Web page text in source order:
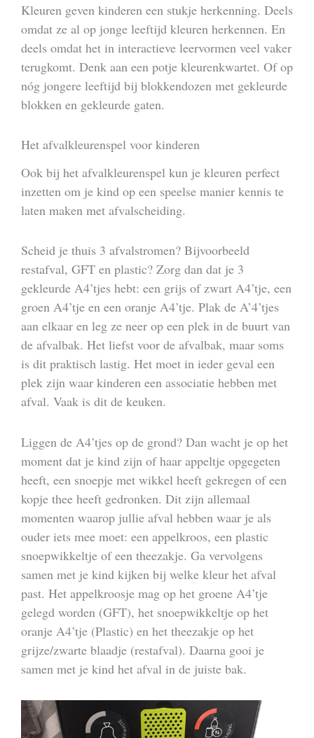
Kleuren geven kinderen een stukje herkenning. Deels
omdat ze al op jonge leeftijd kleuren herkennen. En
deels omdat het in interactieve leervormen veel vaker
terugkomt. Denk aan een potje kleurenkwartet. Of op
nóg jongere leeftijd bij blokkendozen met gekleurde
blokken en gekleurde gaten.
Het afvalkleurenspel voor kinderen
Ook bij het afvalkleurenspel kun je kleuren perfect
inzetten om je kind op een speelse manier kennis te
laten maken met afvalscheiding.
Scheid je thuis 3 afvalstromen? Bijvoorbeeld
restafval, GFT en plastic? Zorg dan dat je 3
gekleurde A4’tjes hebt: een grijs of zwart A4’tje, een
groen A4’tje en een oranje A4’tje. Plak de A’4’tjes
aan elkaar en leg ze neer op een plek in de buurt van
de afvalbak. Het liefst voor de afvalbak, maar soms
is dit praktisch lastig. Het moet in ieder geval een
plek zijn waar kinderen een associatie hebben met
afval. Vaak is dit de keuken.
Liggen de A4’tjes op de grond? Dan wacht je op het
moment dat je kind zijn of haar appeltje opgegeten
heeft, een snoepje met wikkel heeft gekregen of een
kopje thee heeft gedronken. Dit zijn allemaal
momenten waarop jullie afval hebben waar je als
ouder iets mee moet: een appelkroos, een plastic
snoepwikkeltje of een theezakje. Ga vervolgens
samen met je kind kijken bij welke kleur het afval
past. Het appelkroosje mag op het groene A4’tje
gelegd worden (GFT), het snoepwikkeltje op het
oranje A4’tje (Plastic) en het theezakje op het
grijze/zwarte blaadje (restafval). Daarna gooi je
samen met je kind het afval in de juiste bak.